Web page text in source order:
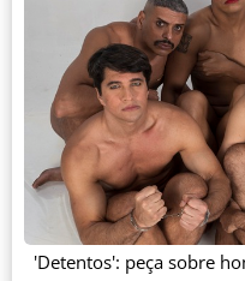
'Detentos': peça sobre